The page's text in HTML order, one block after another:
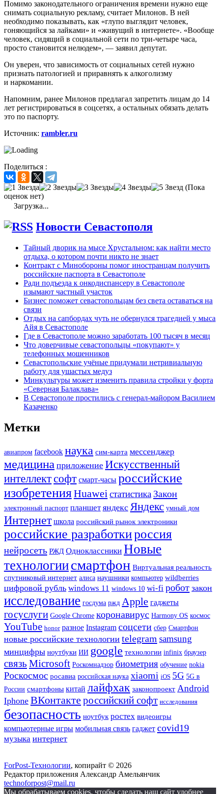
Помимо законодательного ограничения времени нужно еще
снимать социальную рекламу, считает Милонов. В ней
необходимо показывать, как «глупо выглядит человек,
гоняющийся за лайками» и «живущий в интернете». «Вообще
человек, сидящий в социальной сети по три-четыре часа,
просто становится нелюдем», — заявил депутат.
Он уверен, что зависимость от социальных сетей нужно
признать патологией и приравнять к алкоголизму
и наркомании.
Напомним, ранее Милонов предлагал запретить лицам до 14
лет регистрироваться в соцсетях, а остальных обязать делать
это по паспорту.
Источник: rambler.ru
Поделиться :
(Пока
оценок нет)
Загрузка...
Новости Севастополя
Тайный дворик на мысе Хрустальном: как найти место
отдыха, о котором почти никто не знает
Контракт с Минобороны помог иностранцам получить
российские паспорта в Севастополе
Ради подъезда к онкодиспансеру в Севастополе
изымают частный участок
Бизнес поможет севастопольцам без света оставаться на
связи
Отдых на сапбордах чуть не обернулся трагедией у мыса
Айя в Севастополе
Где в Севастополе можно заработать 100 тысяч в месяц
Что доверчивые севастопольцы «покупают» у
телефонных мошенников
Севастопольские учёные придумали нетривиальную
работу для ушастых медуз
Минкультуры может изменить правила стройки у форта
«Северная Балаклава»
В Севастополе простились с генерал-майором Василием
Казаченко
Метки
авиапром facebook наука сим-карта мессенджер
медицина приложение Искусственный
интеллектсофт смарт-часы российские
изобретенияHuaweiстатистика Закон
электронный паспорт планшет яндекс Яндекс умный дом
Интернет школа российский рынок электроники
российские разработкироссия
нейросеть РЖД Одноклассники Новые
технологиисмартфон Виртуальная реальность
спутниковый интернет алиса наушники компьютер wildberries
цифровой рубль windows 11 windows 10 wi-fi робот закон
исследование госдума ржд Apple гаджеты
госуслуги Google Chrome коронавирус Harmony OS космос
YouTube honor разное Instagram соцсети сбер Смартфон
новые российские технологии telegram samsung
минцифры ноутбуки ИИ google технологии infinix браузер
связь Microsoft Роскомнадзор биометрия обучение nokia
Роскосмос росавиа российская наука xiaomi iOS 5G 5G в
России смартфоны китай лайфхак законопроект Android
Iphone ВКонтакте российский софт исследования
безопасность ноутбук ростех видеоигры
компьютерные игры мобильная связь гаджет covid19
музыка интернет
ForPost-Технологии, копирайт © 2026
Редактор приложения Александр Амельянчик
technoforpost@mail.ru
Мы обрабатываем cookies, чтобы сделать наш сайт удобнее